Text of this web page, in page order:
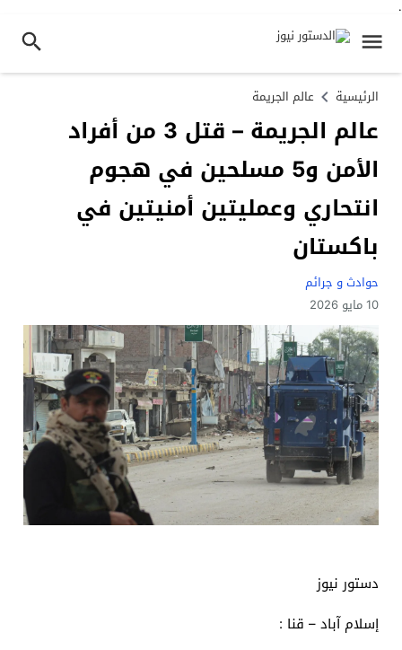
.
الرئيسية عالم الجريمة
عالم الجريمة – قتل 3 من أفراد
الأمن و5 مسلحين في هجوم
انتحاري وعمليتين أمنيتين في
باكستان
حوادث و جرائم
10 مايو 2026
دستور نيوز
إسلام آباد – قنا :